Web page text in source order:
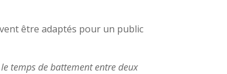
être adaptés pour un public
temps de battement entre deux